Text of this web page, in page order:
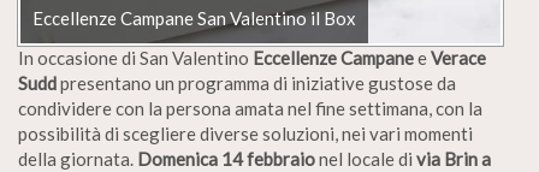
Eccellenze Campane San Valentino il Box
In occasione di San Valentino Eccellenze CampaneeVerace
Suddpresentano un programma di iniziative gustose da
condividere con la persona amata nel fine settimana, con la
possibilità di scegliere diverse soluzioni, nei vari momenti
della giornata. Domenica 14 febbraionel locale di via Brin a